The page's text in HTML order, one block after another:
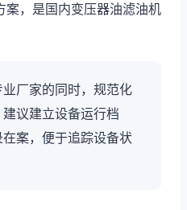
案，是国内变压器油滤油机
业厂家的同时，规范化
议建立设备运行档
案，便于追踪设备状